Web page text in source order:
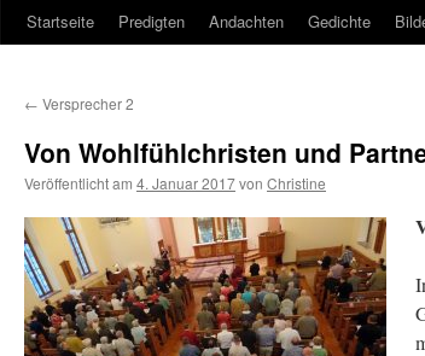
Startseite Predigten Andachten Gedichte
← Versprecher 2
Von Wohlfühlchristen und
Veröffentlicht am 4. Januar 2017von Christine